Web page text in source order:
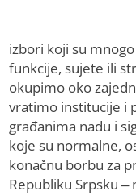
izbori koji su
funkcije, sujete ili
okupimo oko
vratimo institucije i
građanima nadu i
koje su normalne,
konačnu borbu za
Republiku Srpsku –